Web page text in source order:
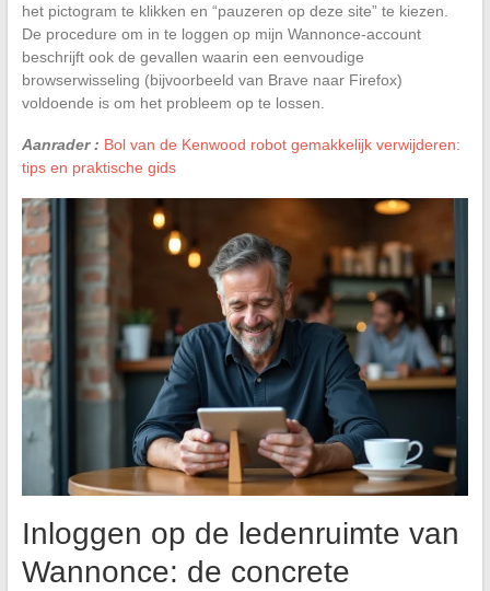
het pictogram te klikken en “pauzeren op deze site” te kiezen.
De procedure om in te loggen op mijn Wannonce-account
beschrijft ook de gevallen waarin een eenvoudige
browserwisseling (bijvoorbeeld van Brave naar Firefox)
voldoende is om het probleem op te lossen.
Aanrader : Bol van de Kenwood robot gemakkelijk verwijderen:
tips en praktische gids
Inloggen op de ledenruimte van
Wannonce: de concrete